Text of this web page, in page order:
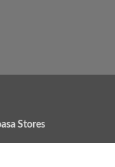
Stores